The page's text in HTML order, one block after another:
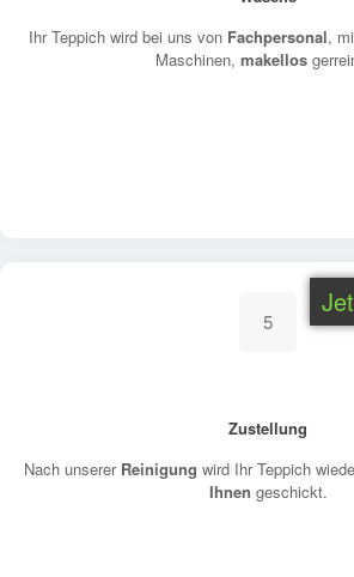
Ihr Teppich wird bei uns von Fachpersonal,
Maschinen, makellos
5
Zustellung
Nach unserer Reinigung wird Ihr Teppich
Ihnen geschickt.